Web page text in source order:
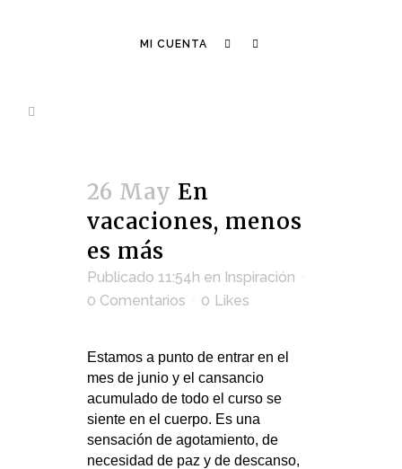
MI CUENTA
26 May En
vacaciones, menos
es más
Publicado 11:54h en Inspiración
0 Comentarios
0 Likes
Estamos a punto de entrar en el
mes de junio y el cansancio
acumulado de todo el curso se
siente en el cuerpo. Es una
sensación de agotamiento, de
necesidad de paz y de descanso,